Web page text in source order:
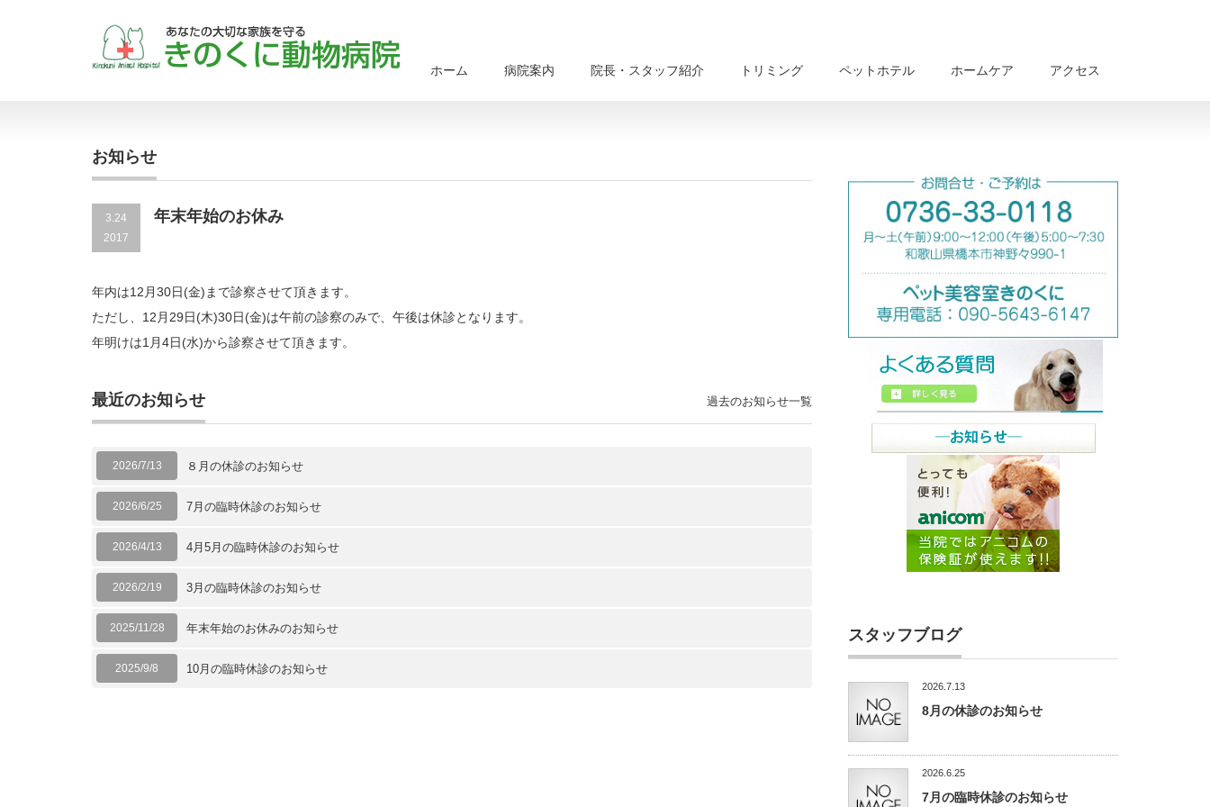
ホーム 病院案内 院長・スタッフ紹介 トリミング ペットホテル ホームケア アクセス
お知らせ
3.24
2017
年末年始のお休み
年内は12月30日(金)まで診察させて頂きます。
ただし、12月29日(木)30日(金)は午前の診察のみで、午後は休診となります。
年明けは1月4日(水)から診察させて頂きます。
最近のお知らせ
2026/7/13 ８月の休診のお知らせ
2026/6/25 7月の臨時休診のお知らせ
2026/4/13 4月5月の臨時休診のお知らせ
2026/2/19 3月の臨時休診のお知らせ
2025/11/28 年末年始のお休みのお知らせ
2025/9/8 10月の臨時休診のお知らせ
過去のお知らせ一覧
スタッフブログ
2026.7.13
8月の休診のお知らせ
2026.6.25
7月の臨時休診のお知らせ